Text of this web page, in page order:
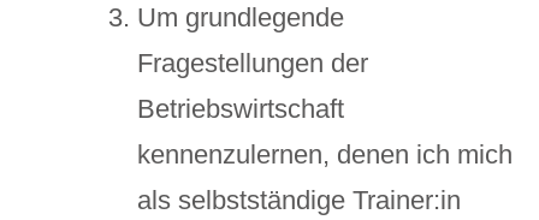
Um grundlegende
Fragestellungen der
Betriebswirtschaft
kennenzulernen, denen ich mich
als selbstständige Trainer:in